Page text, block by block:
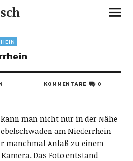
KOMMENTARE 0
man nicht nur in der Nähe
am Niederrhein
manchmal Anlaß zu einem
Das Foto entstand